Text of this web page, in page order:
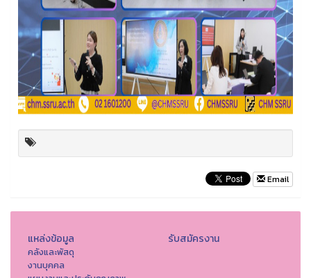
Email
แหล่งข้อมูล
คลังและพัสดุ
งานบุคคล
รับสมัครงาน